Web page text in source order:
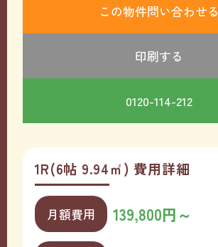
この物件問い合わせる
印刷する
0120-114-212
1R(6帖 9.94㎡) 費用詳細
月額費用 139,800円～